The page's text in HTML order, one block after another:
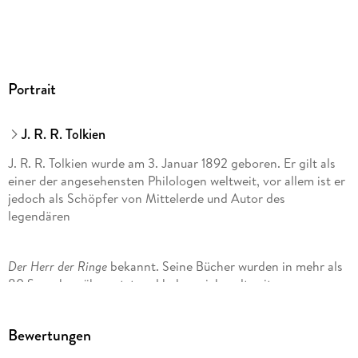
Portrait
J. R. R. Tolkien
J. R. R. Tolkien wurde am 3. Januar 1892 geboren. Er gilt als
einer der angesehensten Philologen weltweit, vor allem ist er
jedoch als Schöpfer von Mittelerde und Autor des
legendären
Der Herr der Ringebekannt. Seine Bücher wurden in mehr als
80 Sprachen übersetzt und haben sich weltweit
Oxford verliehen. Er starb 1973 im Alter von 81 Jahren.
Bewertungen